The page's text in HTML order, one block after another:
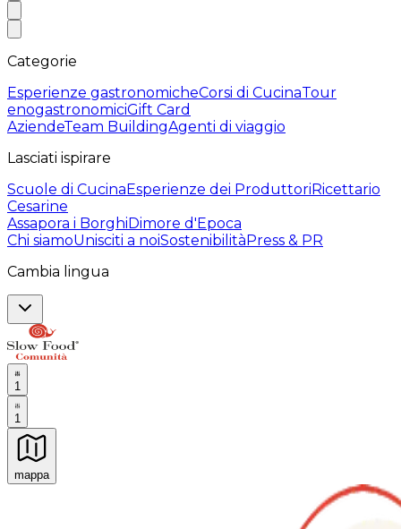
Categorie
Esperienze gastronomicheCorsi di CucinaTour
enogastronomiciGift Card
AziendeTeam BuildingAgenti di viaggio
Lasciati ispirare
Scuole di CucinaEsperienze dei ProduttoriRicettario
Cesarine
Assapora i BorghiDimore d'Epoca
Chi siamoUnisciti a noiSostenibilitàPress & PR
Cambia lingua
1
1
mappa
Esperienze culinarie indimenticabili: Esperienze